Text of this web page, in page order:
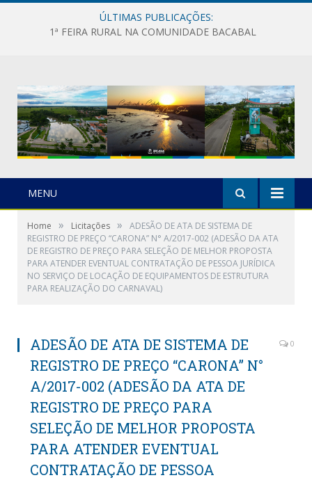
ÚLTIMAS PUBLICAÇÕES:
1ª FEIRA RURAL NA COMUNIDADE BACABAL
MENU
Home » Licitações »
ADESÃO DE ATA DE SISTEMA DE
REGISTRO DE PREÇO “CARONA” N° A/2017-002 (ADESÃO DA ATA
DE REGISTRO DE PREÇO PARA SELEÇÃO DE MELHOR PROPOSTA
PARA ATENDER EVENTUAL CONTRATAÇÃO DE PESSOA JURÍDICA
NO SERVIÇO DE LOCAÇÃO DE EQUIPAMENTOS DE ESTRUTURA
PARA REALIZAÇÃO DO CARNAVAL)
ADESÃO DE ATA DE SISTEMA DE
REGISTRO DE PREÇO “CARONA” N°
A/2017-002 (ADESÃO DA ATA DE
REGISTRO DE PREÇO PARA
SELEÇÃO DE MELHOR PROPOSTA
PARA ATENDER EVENTUAL
CONTRATAÇÃO DE PESSOA
0